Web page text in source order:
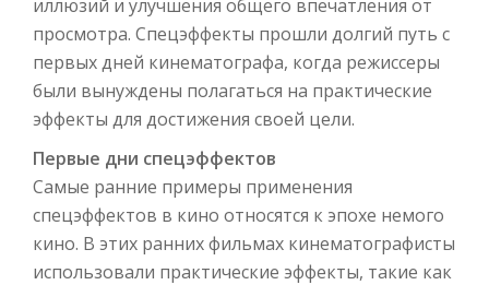
иллюзий и улучшения общего впечатления от
просмотра. Спецэффекты прошли долгий путь с
первых дней кинематографа, когда режиссеры
были вынуждены полагаться на практические
эффекты для достижения своей цели.
Первые дни спецэффектов
Самые ранние примеры применения
спецэффектов в кино относятся к эпохе немого
кино. В этих ранних фильмах кинематографисты
использовали практические эффекты, такие как